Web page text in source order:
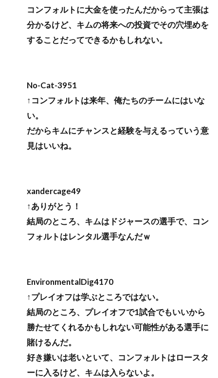
コンフォルトに大金を使ったんだからって主張は
分かるけど、キムの将来への投資でその穴埋めを
することだってできるかもしれない。
No-Cat-3951
↑コンフォルトは来年、俺たちのチームにはいな
い。
だからキムにチャンスと経験を与えるっていう意
見はいいね。
xandercage49
↑ありがとう！
結局のところ、キムはドジャースの選手で、コン
フォルトはレンタル選手なんだｗ
EnvironmentalDig4170
↑プレイオフは学ぶところではない。
結局のところ、プレイオフで1試合でもいいから
勝たせてくれるかもしれない可能性がある選手に
賭けるんだ。
好き嫌いは老いといて、コンフォルトはロースタ
ーに入るけど、キムは入らないよ。